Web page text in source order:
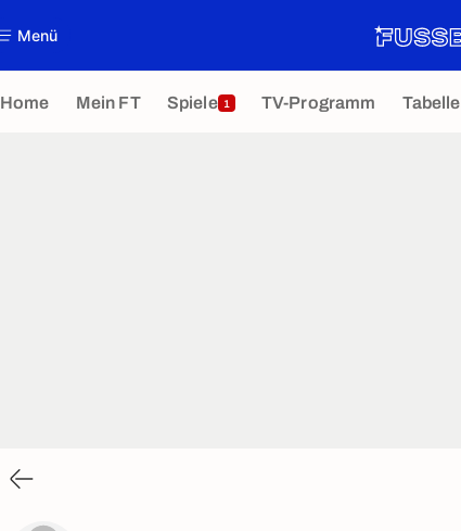
Menü
Home Mein FT Spiele 1 TV-Programm Tabelle